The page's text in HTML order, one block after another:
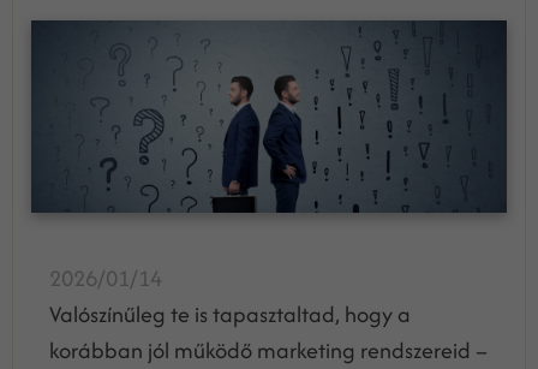
2026/01/14
Valószínűleg te is tapasztaltad, hogy a
korábban jól működő marketing rendszereid –